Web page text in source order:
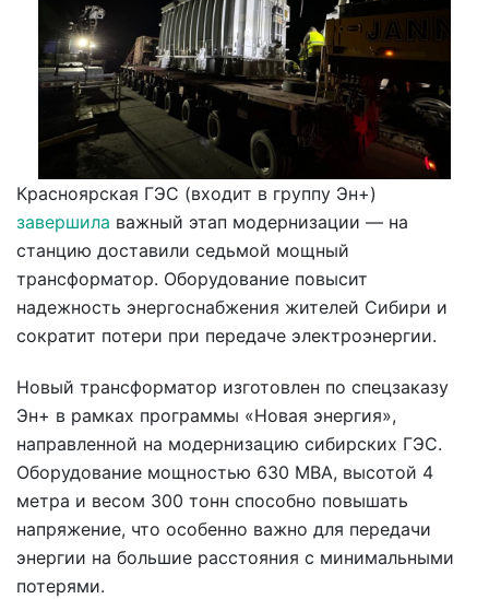
Красноярская ГЭС (входит в группу Эн+)
завершила важный этап модернизации — на
станцию доставили седьмой мощный
трансформатор. Оборудование повысит
надежность энергоснабжения жителей Сибири и
сократит потери при передаче электроэнергии.
Новый трансформатор изготовлен по спецзаказу
Эн+ в рамках программы «Новая энергия»,
направленной на модернизацию сибирских ГЭС.
Оборудование мощностью 630 МВА, высотой 4
метра и весом 300 тонн способно повышать
напряжение, что особенно важно для передачи
энергии на большие расстояния с минимальными
потерями.